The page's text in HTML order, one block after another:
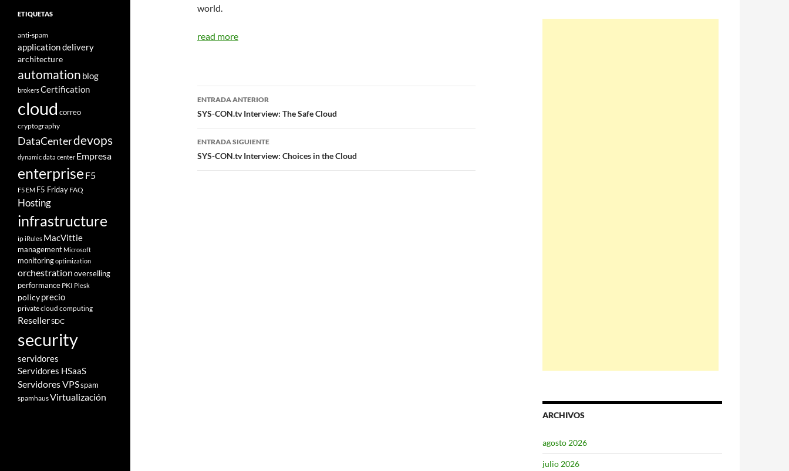
world.
read more
Navegador
de
entradas
ENTRADA ANTERIOR
SYS-CON.tv Interview: The Safe Cloud
ENTRADA SIGUIENTE
SYS-CON.tv Interview: Choices in the Cloud
ARCHIVOS
agosto 2026
julio 2026
ETIQUETAS
anti-spam
application delivery
architecture
automation blog
brokersCertification
cloud correo
cryptography
DataCenterdevops
dynamic data center Empresa
enterprise F5
F5 EM F5 Friday FAQ
Hosting
infrastructure
ipiRules MacVittie
management Microsoft
monitoringoptimization
orchestrationoverselling
performance PKI Plesk
policyprecio
private cloud computing
ResellerSDC
security
servidores
Servidores HSaaS
Servidores VPSspam
spamhausVirtualización